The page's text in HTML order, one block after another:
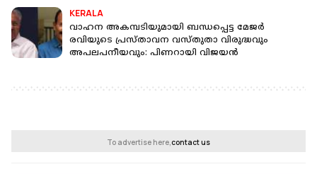
KERALA
വാഹന അകമ്പടിയുമായി ബന്ധപ്പെട്ട മേജര്‍
രവിയുടെ പ്രസ്താവന വസ്തുതാ വിരുദ്ധവും
അപലപനീയവും: പിണറായി വിജയന്‍
To advertise here,contact us